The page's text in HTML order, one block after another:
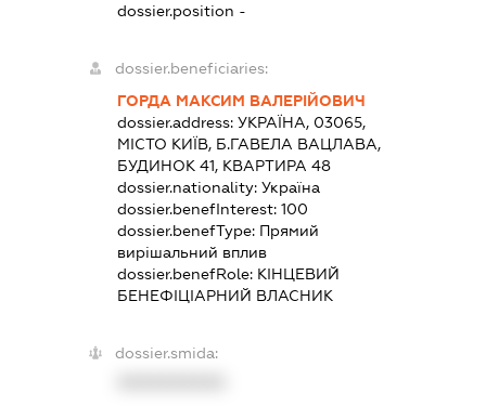
dossier.position -
dossier.beneficiaries:
ГОРДА МАКСИМ ВАЛЕРІЙОВИЧ
dossier.address: УКРАЇНА, 03065,
МІСТО КИЇВ, Б.ГАВЕЛА ВАЦЛАВА,
БУДИНОК 41, КВАРТИРА 48
dossier.nationality: Україна
dossier.benefInterest: 100
dossier.benefType: Прямий
вирішальний вплив
dossier.benefRole: КІНЦЕВИЙ
БЕНЕФІЦІАРНИЙ ВЛАСНИК
dossier.smida: